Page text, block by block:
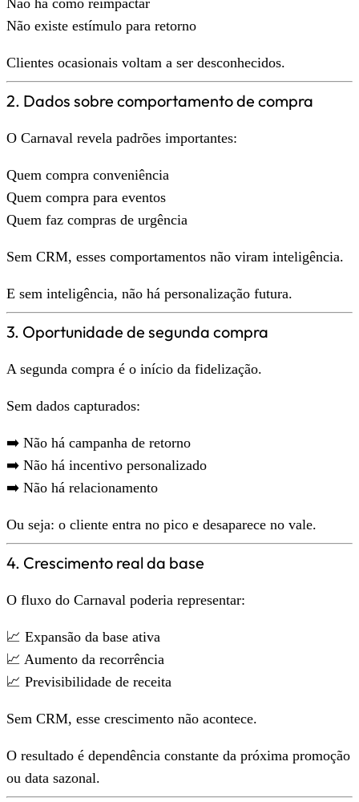
Não existe estímulo para retorno
Clientes ocasionais voltam a ser desconhecidos.
2. Dados sobre comportamento de compra
O Carnaval revela padrões importantes:
Quem compra conveniência
Quem compra para eventos
Quem faz compras de urgência
Sem CRM, esses comportamentos não viram inteligência.
E sem inteligência, não há personalização futura.
3. Oportunidade de segunda compra
A segunda compra é o início da fidelização.
Sem dados capturados:
➡️ Não há campanha de retorno
➡️ Não há incentivo personalizado
➡️ Não há relacionamento
Ou seja: o cliente entra no pico e desaparece no vale.
4. Crescimento real da base
O fluxo do Carnaval poderia representar:
📈 Expansão da base ativa
📈 Aumento da recorrência
📈 Previsibilidade de receita
Sem CRM, esse crescimento não acontece.
O resultado é dependência constante da próxima promoção
ou data sazonal.